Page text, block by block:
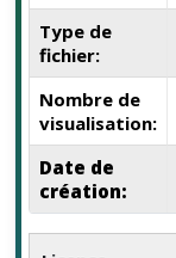
Type de
fichier:
Nombre de
visualisation:
Date de
création: